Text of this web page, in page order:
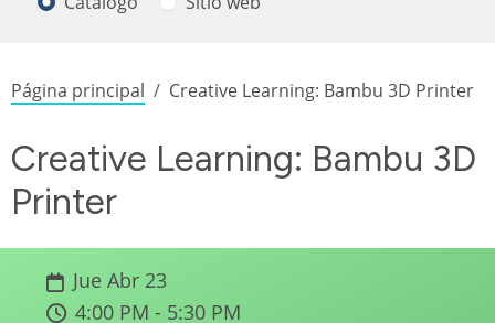
Sobrescribir enlaces de ayuda a la
Página principal Creative Learning: Bambu 3D Printer
Creative Learning: Bambu 3D
Printer
Jue Abr 23
4:00 PM - 5:30 PM